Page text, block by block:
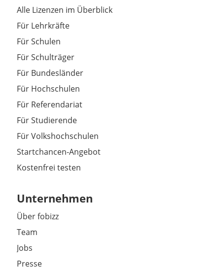
Alle Lizenzen im Überblick
Für Lehrkräfte
Für Schulen
Für Schulträger
Für Bundesländer
Für Hochschulen
Für Referendariat
Für Studierende
Für Volkshochschulen
Startchancen-Angebot
Kostenfrei testen
Unternehmen
Über fobizz
Team
Jobs
Presse